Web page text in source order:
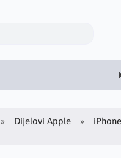
Dijelovi Apple